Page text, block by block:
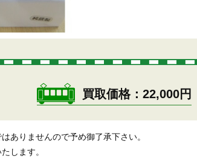
買取価格 22,000円
ありませんので予め御了承下さい。
します。